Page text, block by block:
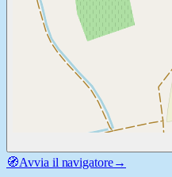
🧭Avvia il navigatore→